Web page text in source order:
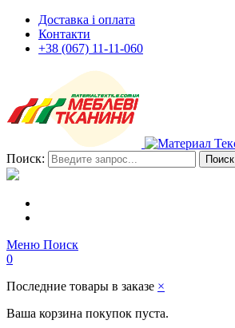
Доставка і оплата
Контакти
+38 (067) 11-11-060
Поиск: Поиск
Меню Поиск
0
Последние товары в заказе ×
Ваша корзина покупок пуста.